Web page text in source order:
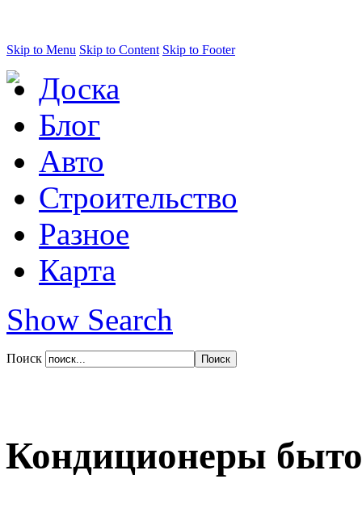
Skip to Menu Skip to Content Skip to Footer
Доска
Блог
Авто
Строительство
Разное
Карта
Show Search
Поиск
Кондиционеры